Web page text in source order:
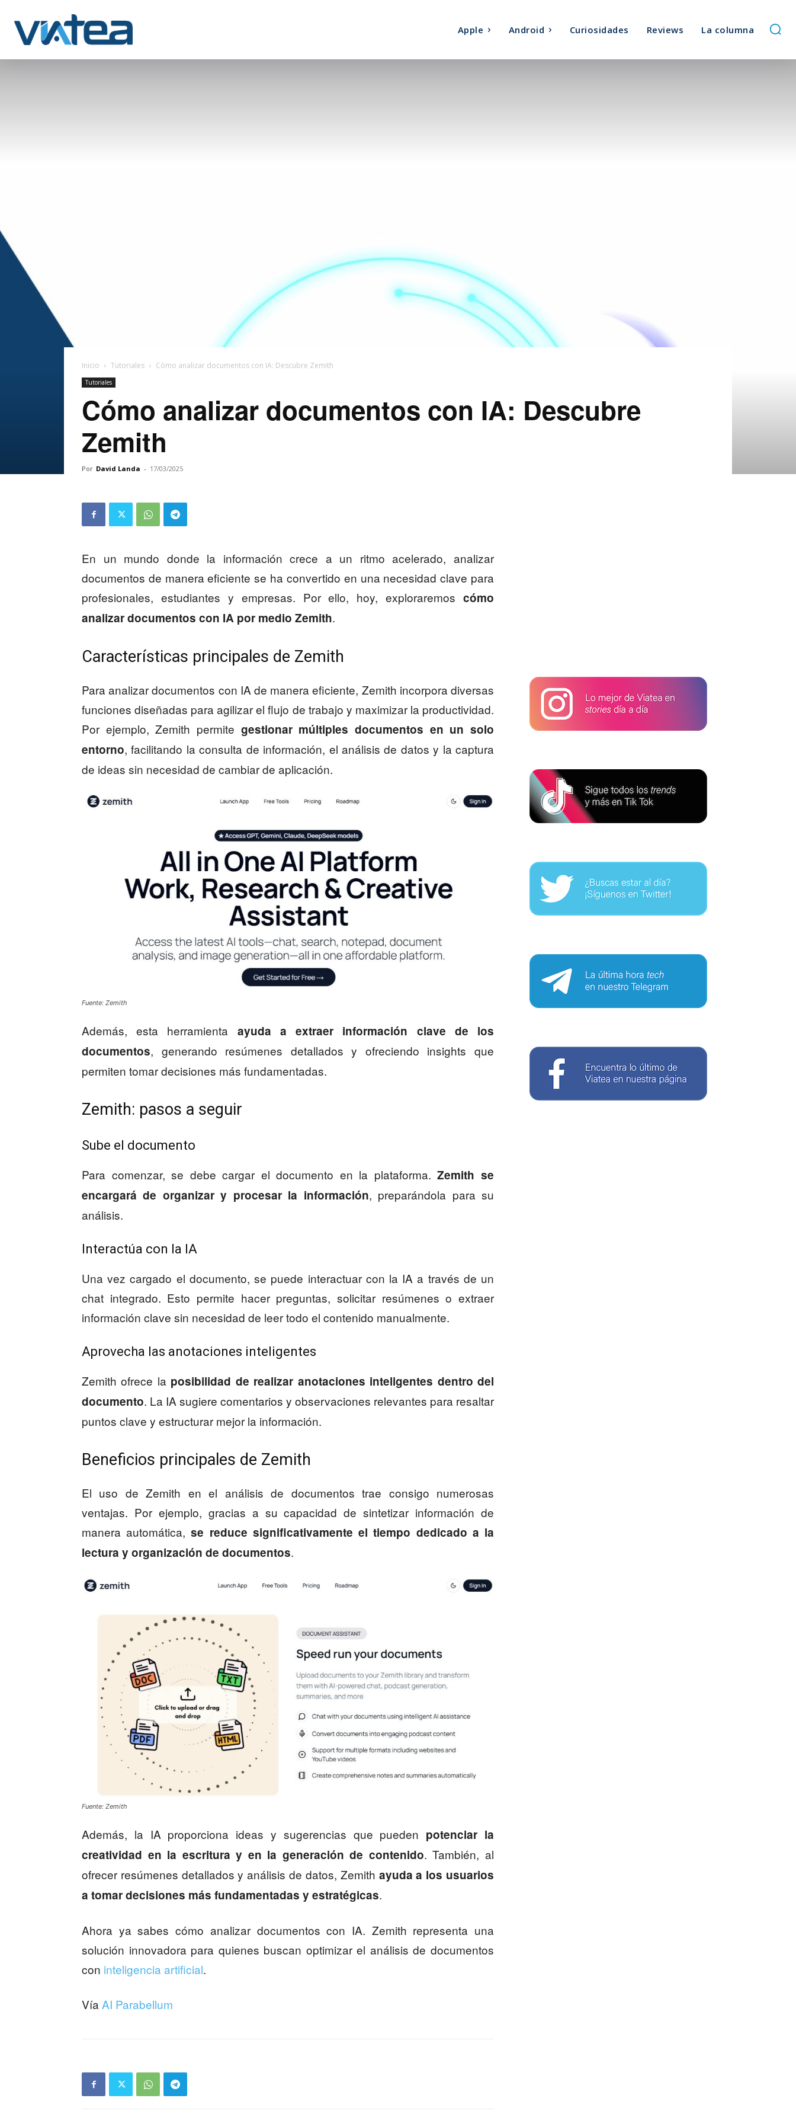
Apple Android Curiosidades Reviews La columna
Inicio Tutoriales Cómo analizar documentos con IA: Descubre Zemith
Tutoriales
Cómo analizar documentos con IA: Descubre
Zemith
Por David Landa - 17/03/2025
En un mundo donde la información crece a un ritmo acelerado, analizar
documentos de manera eficiente se ha convertido en una necesidad clave para
profesionales, estudiantes y empresas. Por ello, hoy, exploraremos cómo
analizar documentos con IA por medio Zemith.
Características principales de Zemith
Para analizar documentos con IA de manera eficiente, Zemith incorpora diversas
funciones diseñadas para agilizar el flujo de trabajo y maximizar la productividad.
Por ejemplo, Zemith permite gestionar múltiples documentos en un solo
entorno, facilitando la consulta de información, el análisis de datos y la captura
de ideas sin necesidad de cambiar de aplicación.
Fuente: Zemith
Además, esta herramienta ayuda a extraer información clave de los
documentos, generando resúmenes detallados y ofreciendo insights que
permiten tomar decisiones más fundamentadas.
Zemith: pasos a seguir
Sube el documento
Para comenzar, se debe cargar el documento en la plataforma.Zemith se
encargará de organizar y procesar la información, preparándola para su
análisis.
Interactúa con la IA
Una vez cargado el documento, se puede interactuar con la IA a través de un
chat integrado. Esto permite hacer preguntas, solicitar resúmenes o extraer
información clave sin necesidad de leer todo el contenido manualmente.
Aprovecha las anotaciones inteligentes
Zemith ofrece la posibilidad de realizar anotaciones inteligentes dentro del
documento. La IA sugiere comentarios y observaciones relevantes para resaltar
puntos clave y estructurar mejor la información.
Beneficios principales de Zemith
El uso de Zemith en el análisis de documentos trae consigo numerosas
ventajas. Por ejemplo, gracias a su capacidad de sintetizar información de
manera automática,se reduce significativamente el tiempo dedicado a la
lectura y organización de documentos.
Fuente: Zemith
Además, la IA proporciona ideas y sugerencias que pueden potenciar la
creatividad en la escritura y en la generación de contenido. También, al
ofrecer resúmenes detallados y análisis de datos, Zemith ayuda a los usuarios
a tomar decisiones más fundamentadas y estratégicas.
Ahora ya sabes cómo analizar documentos con IA. Zemith representa una
solución innovadora para quienes buscan optimizar el análisis de documentos
con inteligencia artificial.
Vía AI Parabellum